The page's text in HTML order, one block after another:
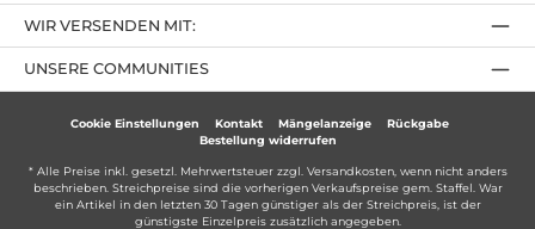
UNSERE COMMUNITIES
WIR VERSENDEN MIT:
Cookie Einstellungen Kontakt Mängelanzeige
Rückgabe
Bestellung widerrufen
* Alle Preise inkl. gesetzl. Mehrwertsteuer zzgl. Versandkosten, wenn nicht anders
beschrieben. Streichpreise sind die vorherigen Verkaufspreise gem. Staffel. War
ein Artikel in den letzten 30 Tagen günstiger als der Streichpreis, ist der
günstigste Einzelpreis zusätzlich angegeben.